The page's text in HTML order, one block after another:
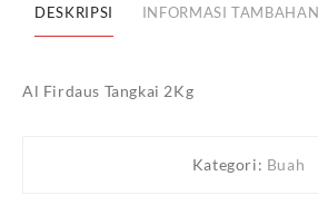
DESKRIPSI INFORMASI TAMBAHAN
Al Firdaus Tangkai 2Kg
Kategori: Buah